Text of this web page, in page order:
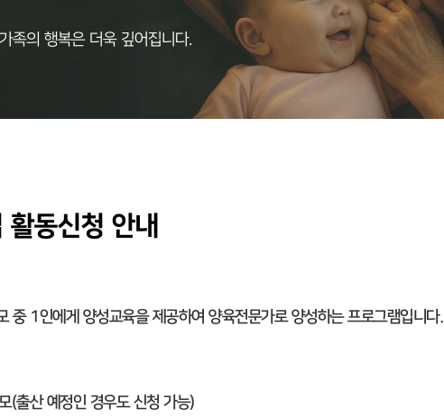
족의 행복은 더욱 깊어집니다.
동신청 안내
중 1인에게 양성교육을 제공하여 양육전문가로 양성하는 프로그램입니다.
(출산 예정인 경우도 신청 가능)